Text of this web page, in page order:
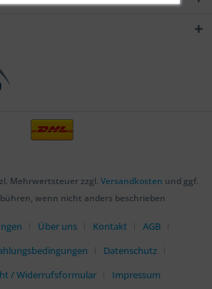
Mehrwertsteuer zzgl. Versandkosten und ggf.
wenn nicht anders beschrieben
Über uns Kontakt
AGB
Datenschutz
/ Widerrufsformular
Impressum